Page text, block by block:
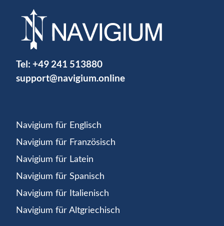
Tel: +49 241 513880
support@navigium.online
Navigium für Englisch
Navigium für Französisch
Navigium für Latein
Navigium für Spanisch
Navigium für Italienisch
Navigium für Altgriechisch